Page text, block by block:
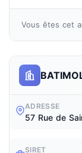
Vous êtes cet
ADRESSE
57 Rue de
SIRET